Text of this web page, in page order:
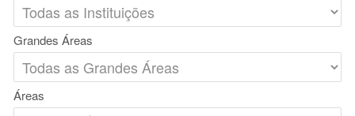
Grandes Áreas
Áreas